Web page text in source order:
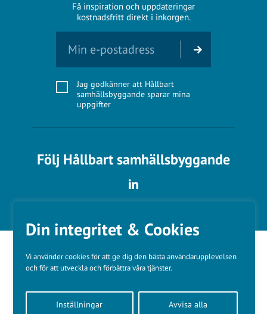
Din integritet & Cookies
Vi använder cookies för att ge dig den bästa användarupplevelsen
och för att utveckla och förbättra våra tjänster.
Inställningar Avvisa alla
Få inspiration och uppdateringar
kostnadsfritt direkt i inkorgen.
Jag godkänner att Hållbart
samhällsbyggande sparar mina
uppgifter
Följ Hållbart samhällsbyggande